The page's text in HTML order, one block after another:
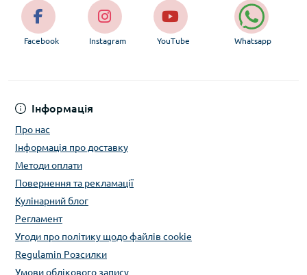
Інформація
Про нас
Інформація про доставку
Методи оплати
Повернення та рекламації
Кулінарний блог
Регламент
Угоди про політику щодо файлів cookie
Regulamin Розсилки
Умови облікового запису
Facebook Instagram YouTube Whatsapp